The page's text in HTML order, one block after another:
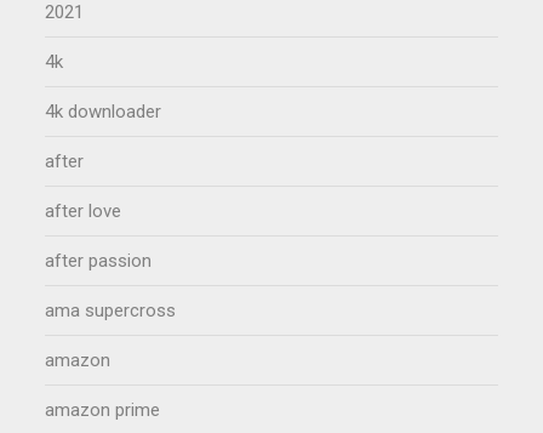
2021
4k
4k downloader
after
after love
after passion
ama supercross
amazon
amazon prime